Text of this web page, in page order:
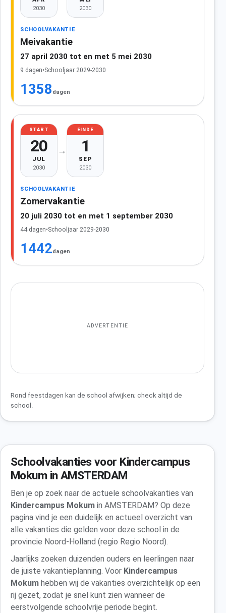
2030 2030
SCHOOLVAKANTIE
Meivakantie
27 april 2030 tot en met 5 mei 2030
9 dagen•Schooljaar 2029-2030
1358 dagen
START
20
JUL
2030
→
EINDE
1
SEP
2030
SCHOOLVAKANTIE
Zomervakantie
20 juli 2030 tot en met 1 september 2030
44 dagen•Schooljaar 2029-2030
1442dagen
ADVERTENTIE
Rond feestdagen kan de school afwijken; check altijd de
school.
Schoolvakanties voor Kindercampus
Mokum in AMSTERDAM
Ben je op zoek naar de actuele schoolvakanties van
Kindercampus Mokum in AMSTERDAM? Op deze
pagina vind je een duidelijk en actueel overzicht van
alle vakanties die gelden voor deze school in de
provincie Noord-Holland (regio Regio Noord).
Jaarlijks zoeken duizenden ouders en leerlingen naar
de juiste vakantieplanning. Voor Kindercampus
Mokum hebben wij de vakanties overzichtelijk op een
rij gezet, zodat je snel kunt zien wanneer de
eerstvolgende schoolvrije periode begint.